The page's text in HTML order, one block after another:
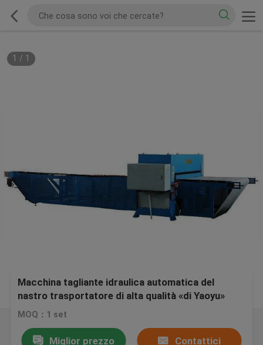
1 / 1
Macchina tagliante idraulica automatica del
nastro trasportatore di alta qualità «di Yaoyu»
MOQ：1 set
Miglior prezzo Contattici